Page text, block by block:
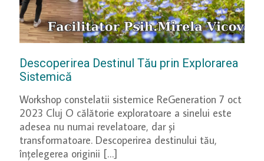
Descoperirea Destinul Tău prin Explorarea
Sistemică
Workshop constelatii sistemice ReGeneration 7 oct
2023 Cluj O călătorie exploratoare a sinelui este
adesea nu numai revelatoare, dar și
transformatoare. Descoperirea destinului tău,
înțelegerea originii […]